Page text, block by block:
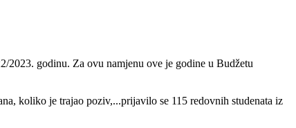
2023. godinu. Za ovu namjenu ove je godine u Budžetu
koliko je trajao poziv,...prijavilo se 115 redovnih studenata iz